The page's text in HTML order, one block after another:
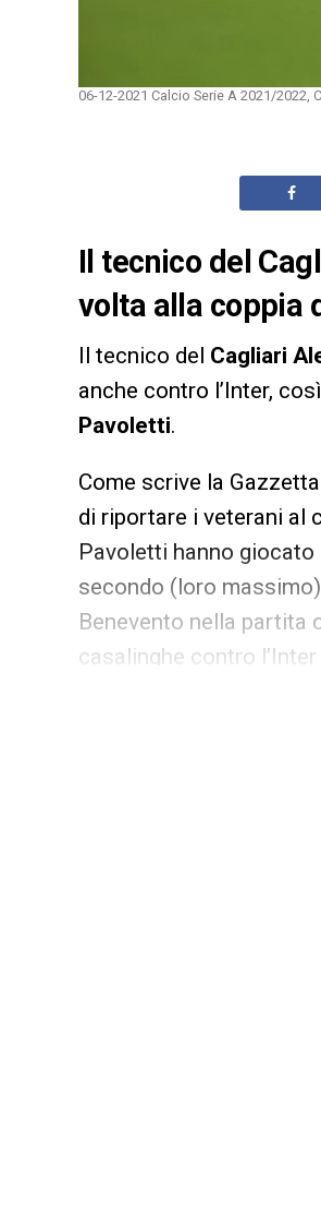
06-12-2021 Calcio Serie A 2021/
Il tecnico del
volta alla coppia
Il tecnico del Cagliari
anche contro l’Inter,
Pavoletti.
Come scrive la
di riportare i veterani al
Pavoletti hanno
secondo (loro
Benevento nella partita
casalinghe contro